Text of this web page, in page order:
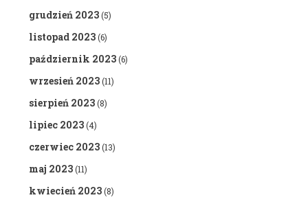
grudzień 2023(5)
listopad 2023(6)
październik 2023(6)
wrzesień 2023(11)
sierpień 2023(8)
lipiec 2023(4)
czerwiec 2023(13)
maj 2023(11)
kwiecień 2023(8)